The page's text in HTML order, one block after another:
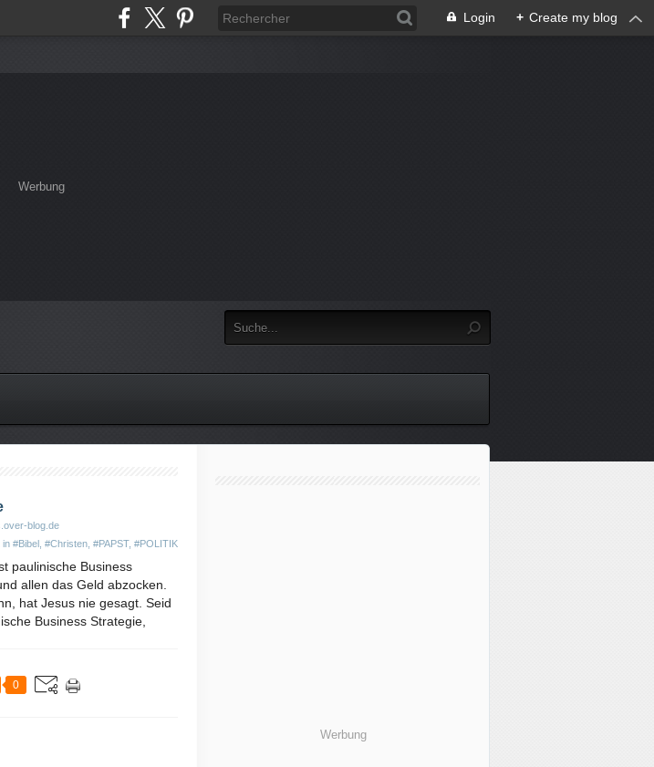
Login + Create my blog
Werbung
blog.de
in #Bibel #Christen #PAPST, #POLITIK
paulinische Business
allen das Geld abzocken.
hat Jesus nie gesagt. Seid
Business Strategie,
0
Werbung